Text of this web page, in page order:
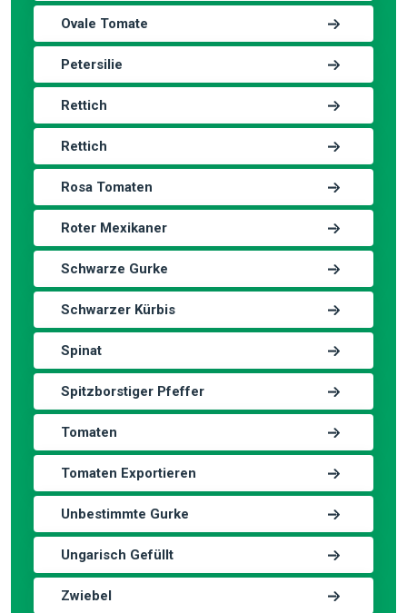
Ovale Tomate
Petersilie
Rettich
Rettich
Rosa Tomaten
Roter Mexikaner
Schwarze Gurke
Schwarzer Kürbis
Spinat
Spitzborstiger Pfeffer
Tomaten
Tomaten Exportieren
Unbestimmte Gurke
Ungarisch Gefüllt
Zwiebel